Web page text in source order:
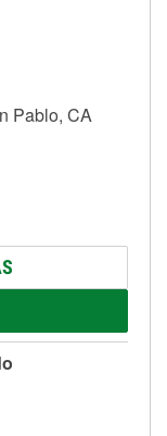
Pablo, CA